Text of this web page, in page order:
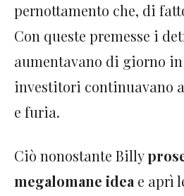
pernottamento che, di
Con queste premesse i
aumentavano di giorno
investitori continuavano
e furia.
Ciò nonostante Billy
megalomane idea e aprì